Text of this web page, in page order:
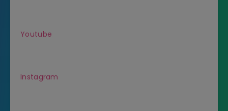
Youtube
Instagram